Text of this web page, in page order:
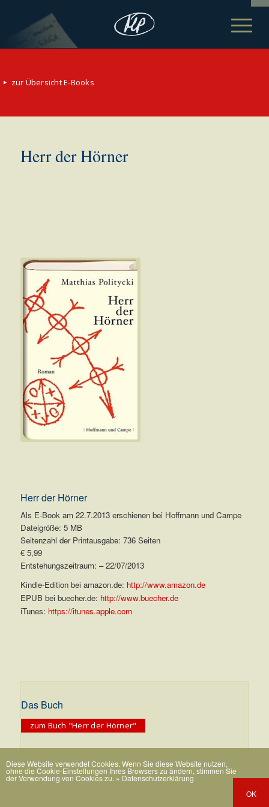
zur Übersicht E-Books
Herr der Hörner
Herr der Hörner
Als E-Book am 22.7.2013 erschienen bei Hoffmann und Campe
Dateigröße: 5 MB
Seitenzahl der Printausgabe: 736 Seiten
€ 5,99
Entstehungszeitraum: – 22/07/2013
Kindle-Edition bei amazon.de: http://www.amazon.de
EPUB bei buecher.de: http://www.buecher.de
iTunes: https://itunes.apple.com
Das Buch
zum Buch "Herr der Hörner"
Diese Website verwendet Cookies. Wenn Sie diese Website nutzen,
ohne die Cookie-Einstellungen Ihres Browsers zu ändern, stimmen Sie
der Verwendung von Cookies zu. » Datenschutzerklärung
OK